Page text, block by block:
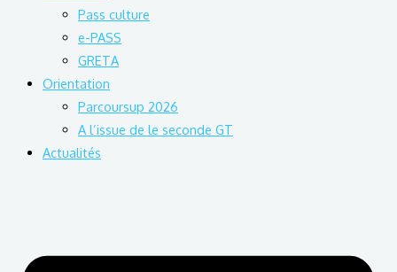
Pass culture
e-PASS
GRETA
Orientation
Parcoursup 2026
A l’issue de le seconde GT
Actualités